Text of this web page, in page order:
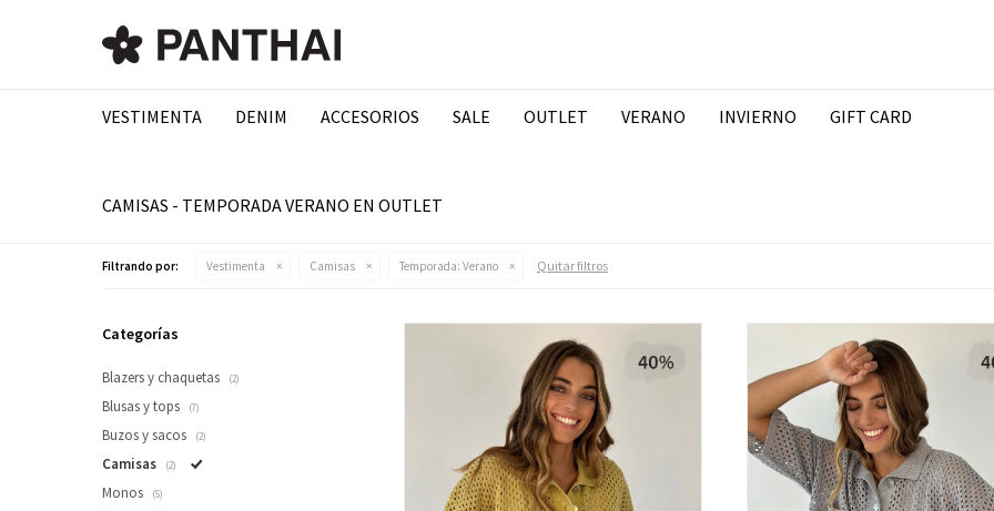
VESTIMENTA DENIM ACCESORIOS SALE OUTLET VERANO INVIERNO GIFT CARD
CAMISAS - TEMPORADA VERANO EN OUTLET
Filtrando por: Vestimenta Camisas Temporada: Verano Quitar filtros
Categorías
Blazers y chaquetas (2)
Blusas y tops (7)
Buzos y sacos (2)
Camisas (2)
Monos (5)